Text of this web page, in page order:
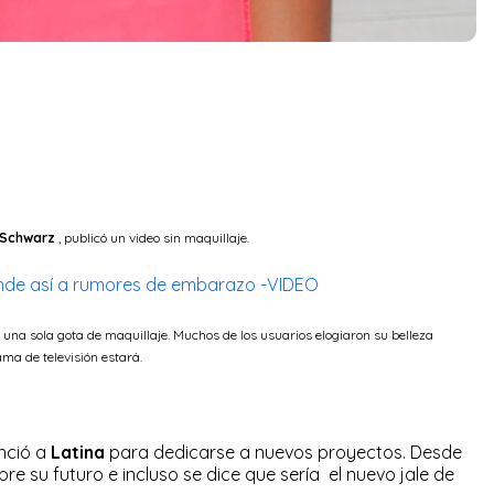
, publicó un video sin maquillaje.
así a rumores de embarazo -VIDEO
sola gota de maquillaje. Muchos de los usuarios elogiaron su belleza
de televisión estará.
a Latina para dedicarse a nuevos proyectos. Desde
su futuro e incluso se dice que sería el nuevo jale de